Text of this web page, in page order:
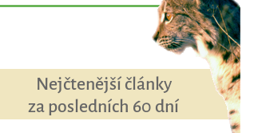
Nejčtenější články
za posledních 60 dní